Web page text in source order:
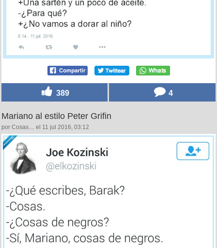
389 4
Mariano al estilo Peter Grifin
por Cosas.... el 11 jul 2016, 03:12